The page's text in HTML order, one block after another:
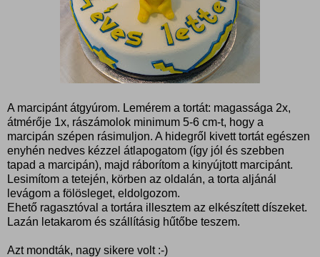
A marcipánt átgyúrom. Lemérem a tortát: magassága 2x,
átmérője 1x, rászámolok minimum 5-6 cm-t, hogy a
marcipán szépen rásimuljon. A hidegről kivett tortát egészen
enyhén nedves kézzel átlapogatom (így jól és szebben
tapad a marcipán), majd ráborítom a kinyújtott marcipánt.
Lesimítom a tetején, körben az oldalán, a torta aljánál
levágom a fölösleget, eldolgozom.
Ehető ragasztóval a tortára illesztem az elkészített díszeket.
Lazán letakarom és szállításig hűtőbe teszem.
Azt mondták, nagy sikere volt :-)